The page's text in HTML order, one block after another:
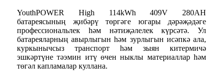
YouthPOWER High 114kWh 409V 280AH
батареясының җибәрү төргәге югары дәрәҗәдәге
профессиональлек һәм нәтиҗәлелек күрсәтә. Ул
батареяларның авырлыгын һәм зурлыгын исәпкә ала,
куркынычсыз транспорт һәм зыян китермичә
эшкәртүне тәэмин итү өчен ныклы материаллар һәм
төгәл капламалар куллана.